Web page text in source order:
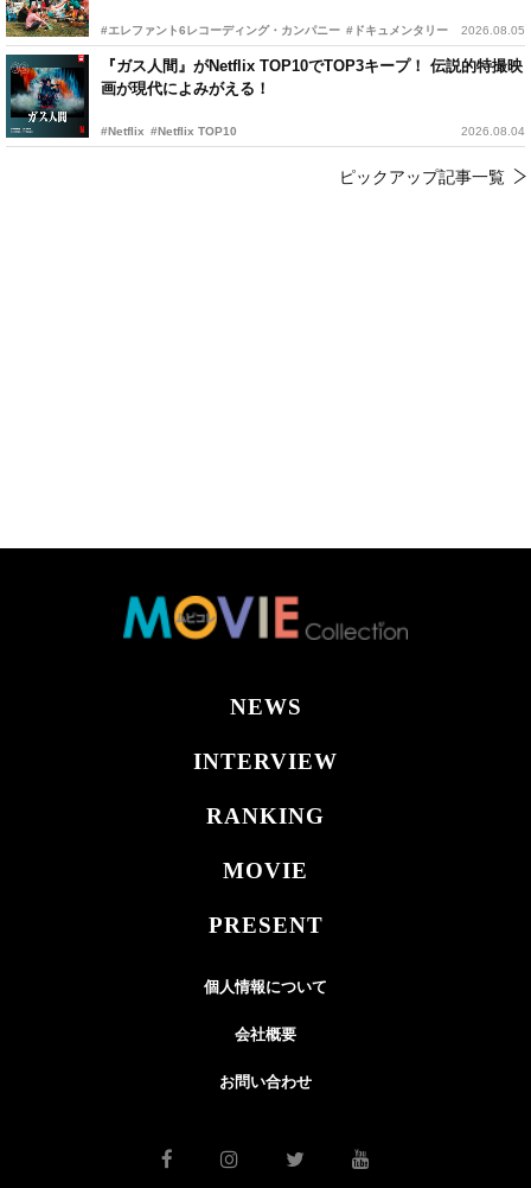
#エレファント6レコーディング・カンパニー #ドキュメンタリー 2026.08.05
『ガス人間』がNetflix TOP10でTOP3キープ！ 伝説的特撮映
画が現代によみがえる！
#Netflix #Netflix TOP10 2026.08.04
ピックアップ記事一覧
NEWS
INTERVIEW
RANKING
MOVIE
PRESENT
個人情報について
会社概要
お問い合わせ